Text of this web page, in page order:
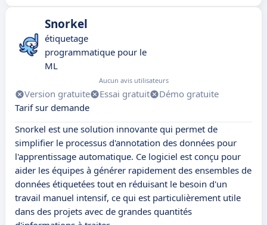
Snorkel
étiquetage
programmatique pour le
ML
Aucun avis utilisateurs
Version gratuite Essai gratuit
Démo gratuite
Tarif sur demande
Snorkel est une solution innovante qui permet de
simplifier le processus d'annotation des données pour
l'apprentissage automatique. Ce logiciel est conçu pour
aider les équipes à générer rapidement des ensembles de
données étiquetées tout en réduisant le besoin d'un
travail manuel intensif, ce qui est particulièrement utile
dans des projets avec de grandes quantités